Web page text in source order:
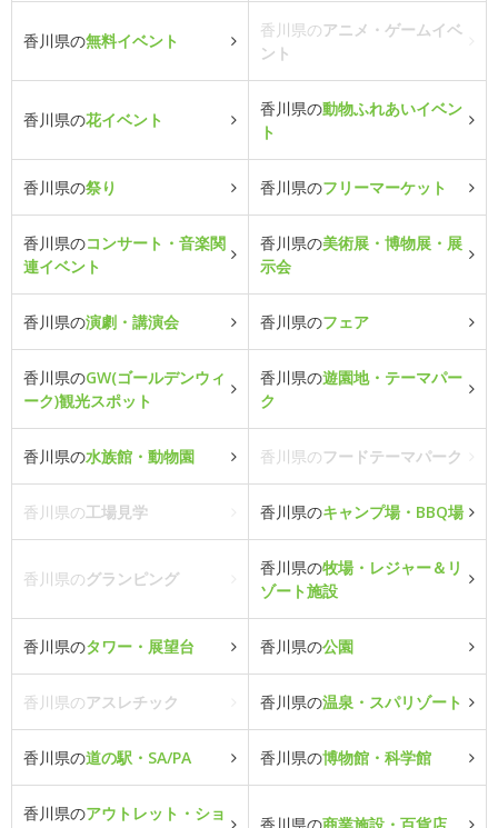
香川県の無料イベント
香川県のアニメ・ゲームイベ
ント
香川県の花イベント
香川県の動物ふれあいイベン
ト
香川県の祭り 香川県のフリーマーケット
香川県のコンサート・音楽関
連イベント
香川県の美術展・博物展・展
示会
香川県の演劇・講演会 香川県のフェア
香川県のGW(ゴールデンウィ
ーク)観光スポット
香川県の遊園地・テーマパー
ク
香川県の水族館・動物園 香川県のフードテーマパーク
香川県の工場見学 香川県のキャンプ場・BBQ場
香川県のグランピング
香川県の牧場・レジャー＆リ
ゾート施設
香川県のタワー・展望台 香川県の公園
香川県のアスレチック 香川県の温泉・スパリゾート
香川県の道の駅・SA/PA 香川県の博物館・科学館
香川県のアウトレット・ショ